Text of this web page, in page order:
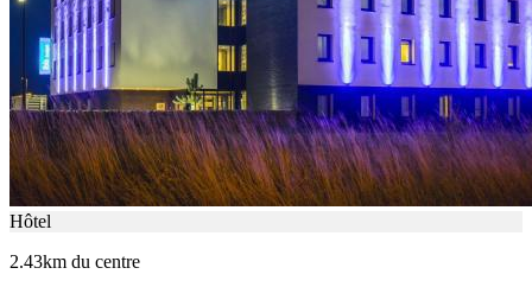
Hôtel
2.43km du centre